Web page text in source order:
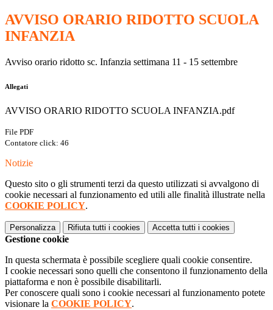
AVVISO ORARIO RIDOTTO SCUOLA
INFANZIA
Avviso orario ridotto sc. Infanzia settimana 11 - 15 settembre
Allegati
AVVISO ORARIO RIDOTTO SCUOLA INFANZIA.pdf
File PDF
Contatore click: 46
Notizie
Questo sito o gli strumenti terzi da questo utilizzati si avvalgono di
cookie necessari al funzionamento ed utili alle finalità illustrate nella
COOKIE POLICY.
Personalizza Rifiuta tutti i cookies Accetta tutti i cookies
Gestione cookie
In questa schermata è possibile scegliere quali cookie consentire.
I cookie necessari sono quelli che consentono il funzionamento della
piattaforma e non è possibile disabilitarli.
Per conoscere quali sono i cookie necessari al funzionamento potete
visionare la COOKIE POLICY.